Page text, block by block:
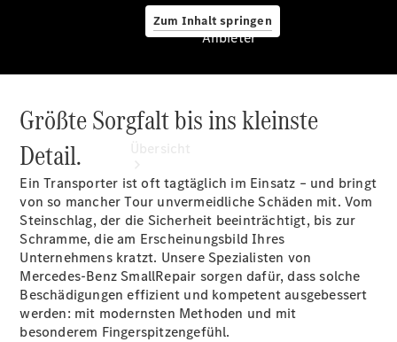
Zum Inhalt springen
Anbieter
Startseite
Modellübersicht
Konfigurator
Anbieter
Größte Sorgfalt bis ins kleinste
Detail.
Ein Transporter ist oft tagtäglich im Einsatz – und bringt
von so mancher Tour unvermeidliche Schäden mit. Vom
Steinschlag, der die Sicherheit beeinträchtigt, bis zur
Schramme, die am Erscheinungsbild Ihres
Unternehmens kratzt. Unsere Spezialisten von
Mercedes-Benz SmallRepair sorgen dafür, dass solche
Beschädigungen effizient und kompetent ausgebessert
werden: mit modernsten Methoden und mit
besonderem Fingerspitzengefühl.